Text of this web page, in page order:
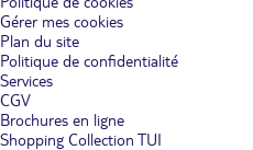
Gérer mes cookies
Plan du site
Politique de confidentialité
Services
CGV
Brochures en ligne
Shopping Collection TUI